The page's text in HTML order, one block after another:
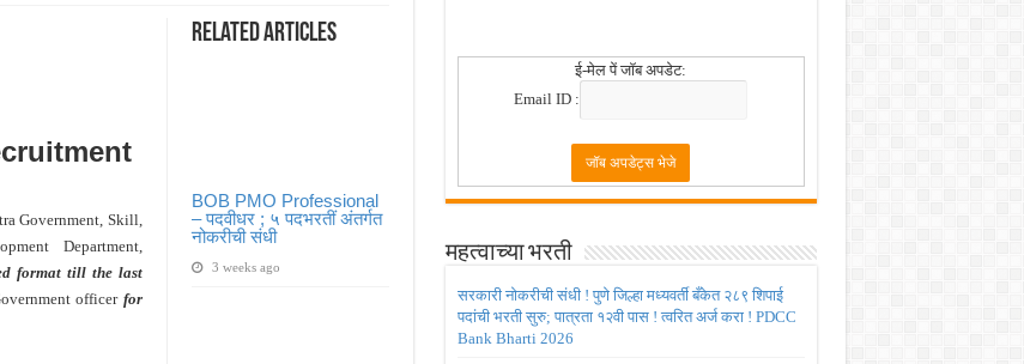
मोठी भरती ; अर्ज प्रक्रिया सुरु ! Railway 4098 Junior Engineer Posts Bharti 2026
Related Articles
BOB PMO Professional
– पदवीधर ; ५ पदभरतीं अंतर्गत
नोकरीची संधी
3 weeks ago
Government, Skill,
Department,
format till the last
officer for
ई-मेल पें जॉब अपडेट:
Email ID :
महत्वाच्या भरती
सरकारी नोकरीची संधी ! पुणे जिल्हा मध्यवर्ती बँकेत २८९ शिपाई
पदांची भरती सुरु; पात्रता १२वी पास ! त्वरित अर्ज करा ! PDCC
Bank Bharti 2026